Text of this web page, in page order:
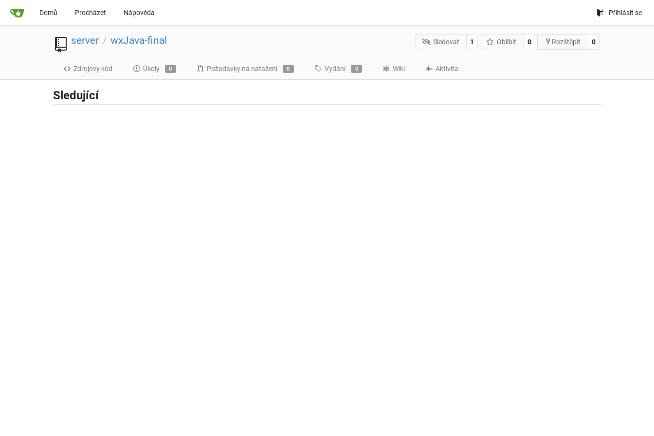
Domů Procházet Nápověda Přihlásit se
server / wxJava-final Sledovat 1 Oblíbit 0 Rozštěpit 0
Zdrojový kód Úkoly 0 Požadavky na natažení 0 Vydání 0 Wiki Aktivita
Sledující